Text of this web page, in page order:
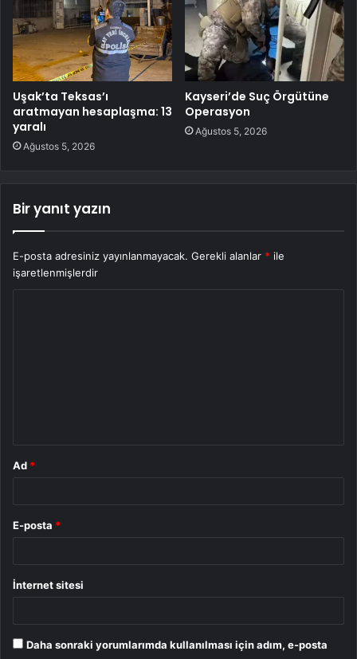
Uşak’ta Teksas’ı
aratmayan hesaplaşma: 13
yaralı
Ağustos 5, 2026
Kayseri’de Suç Örgütüne
Operasyon
Ağustos 5, 2026
Bir yanıt yazın
E-posta adresiniz yayınlanmayacak. Gerekli alanlar * ile
işaretlenmişlerdir
Ad *
E-posta *
İnternet sitesi
Daha sonraki yorumlarımda kullanılması için adım, e-posta